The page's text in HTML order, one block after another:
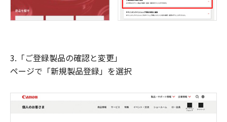
3.「ご登録製品の確認と変更」
ページで「新規製品登録」を選択